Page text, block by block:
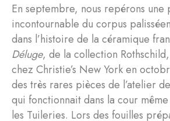
En septembre, nous repérons une
incontournable du corpus
dans l’histoire de la céramique
Déluge, de la collection
chez Christie’s New York en
des très rares pièces de l’atelier
qui fonctionnait dans la cour
les Tuileries. Lors des fouilles